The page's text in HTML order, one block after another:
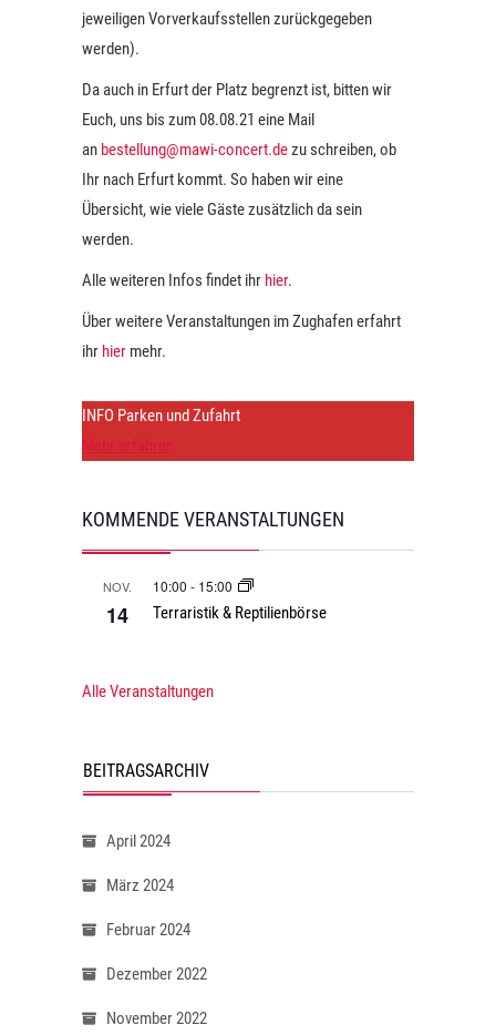
jeweiligen Vorverkaufsstellen zurückgegeben
werden).
Da auch in Erfurt der Platz begrenzt ist, bitten wir
Euch, uns bis zum 08.08.21 eine Mail
an bestellung@mawi-concert.dezu schreiben, ob
Ihr nach Erfurt kommt. So haben wir eine
Übersicht, wie viele Gäste zusätzlich da sein
werden.
Alle weiteren Infos findet ihr hier.
Über weitere Veranstaltungen im Zughafen erfahrt
ihr hier mehr.
INFO Parken und Zufahrt
Mehr erfahren
KOMMENDE VERANSTALTUNGEN
NOV.
14
10:00 - 15:00
Terraristik & Reptilienbörse
Alle Veranstaltungen
BEITRAGSARCHIV
April 2024
März 2024
Februar 2024
Dezember 2022
November 2022